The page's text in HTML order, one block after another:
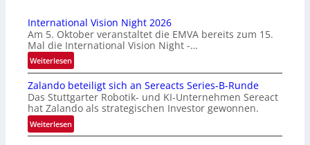
International Vision Night 2026
Am 5. Oktober veranstaltet die EMVA bereits zum 15.
Mal die International Vision Night -…
Weiterlesen:
I
n
t
e
r
n
Zalando beteiligt sich an Sereacts Series-B-Runde
Das Stuttgarter Robotik- und KI-Unternehmen Sereact
hat Zalando als strategischen Investor gewonnen.
Weiterlesen:
Z